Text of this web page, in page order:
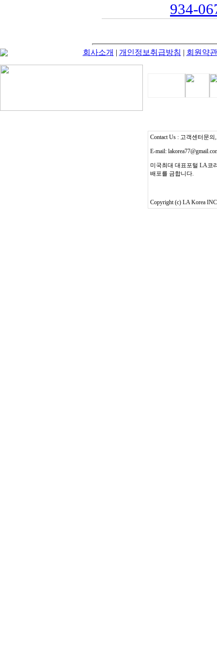
934-
회사소개 | 개인정보취급방침 | 회원약관
Contact Us : 고객센터문의
E-mail:
미국최대 대표포털 LA코
배포를 금합니다.
Copyright (c) LA Korea